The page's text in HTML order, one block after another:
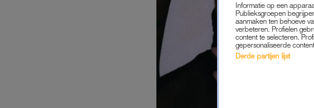
Informatie op een
Publieksgroepen
aanmaken ten behoeve
verbeteren. Profielen
content te selecteren.
gepersonaliseerde
Derde partijen lijst